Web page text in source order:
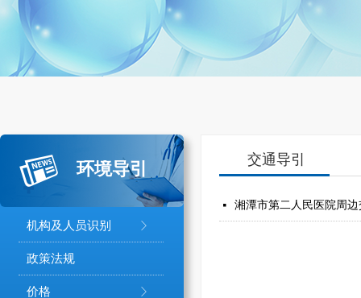
交通导引
넷 湘潭市第二人民医院周
环境导引
机构及人员识别 ꁕ
政策法规
价格 ꁕ